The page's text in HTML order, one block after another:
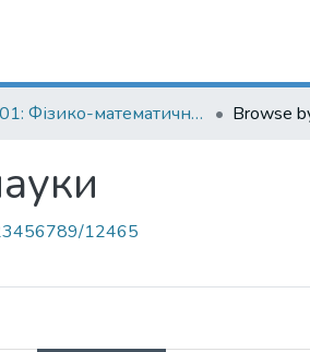
201: Фізико-математичні науки Browse
12465